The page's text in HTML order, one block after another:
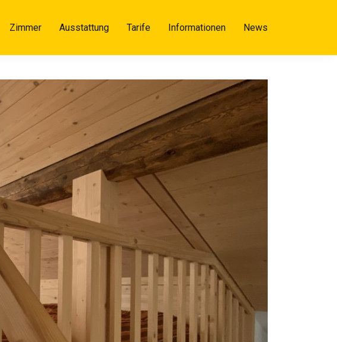
Zimmer Ausstattung Tarife Informationen News